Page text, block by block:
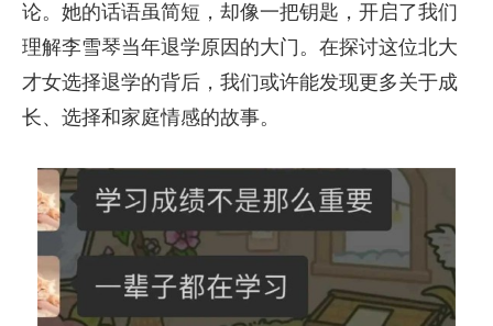
论。她的话语虽简短，却像一把钥匙，开启了我们
理解李雪琴当年退学原因的大门。在探讨这位北大
才女选择退学的背后，我们或许能发现更多关于成
长、选择和家庭情感的故事。